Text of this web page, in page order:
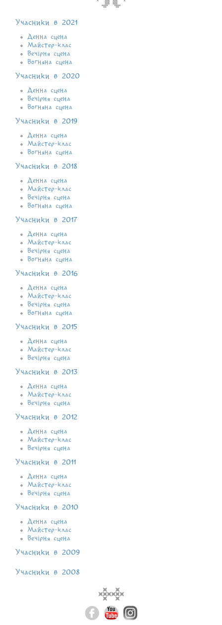
Учасники в 2021
Денна сцена
Майстер-клас
Вечірня сцена
Вогняна сцена
Учасники в 2020
Денна сцена
Вечірня сцена
Вогняна сцена
Учасники в 2019
Денна сцена
Майстер-клас
Вогняна сцена
Учасники в 2018
Денна сцена
Майстер-клас
Вечірня сцена
Вогняна сцена
Учасники в 2017
Денна сцена
Майстер-клас
Вечірня сцена
Вогняна сцена
Учасники в 2016
Денна сцена
Майстер-клас
Вечірня сцена
Вогняна сцена
Учасники в 2015
Денна сцена
Майстер-клас
Вечірня сцена
Учасники в 2013
Денна сцена
Майстер-клас
Вечірня сцена
Учасники в 2012
Денна сцена
Майстер-клас
Вечірня сцена
Учасники в 2011
Денна сцена
Майстер-клас
Вечірня сцена
Учасники в 2010
Денна сцена
Майстер-клас
Вечірня сцена
Учасники в 2009
Учасники в 2008